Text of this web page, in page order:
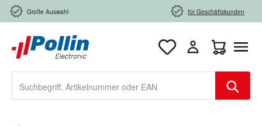
Zum Hauptinhalt springen
Große Auswahl für Geschäftskunden